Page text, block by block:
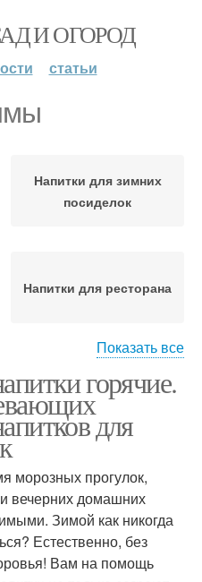
И ОГОРОД
статьи
Напитки для зимних
посиделок
Напитки для ресторана
Напитки для детей
Алкогольные напитки
Показать все
горячие.
для
морозных прогулок,
вечерних домашних
Зимой как никогда
Естественно, без
Вам на помощь